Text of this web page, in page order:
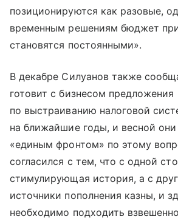
позиционируются как разовые,
временным решениям бюджет
становятся постоянными».
В декабре Силуанов также
готовит с бизнесом предложения
по выстраиванию налоговой
на ближайшие годы, и весной они
«единым фронтом» по этому
согласился с тем, что с одной
стимулирующая история, а с
источники пополнения казны, и
необходимо подходить